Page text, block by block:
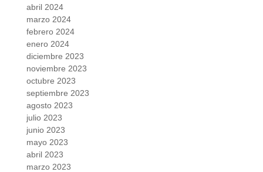
abril 2024
marzo 2024
febrero 2024
enero 2024
diciembre 2023
noviembre 2023
octubre 2023
septiembre 2023
agosto 2023
julio 2023
junio 2023
mayo 2023
abril 2023
marzo 2023